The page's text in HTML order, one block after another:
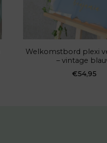
Welkomstbord plexi
– vintage
€54,95